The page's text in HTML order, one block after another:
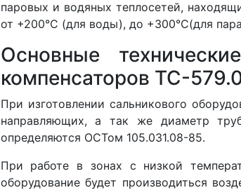
паровых и водяных теплосетей,
от +200°С (для воды), до +300°С(для
Основные
компенсаторов ТС-
При изготовлении сальникового
направляющих, а так же диаметр
определяются ОСТом 105.031.08-85.
При работе в зонах с низкой
оборудование будет производиться